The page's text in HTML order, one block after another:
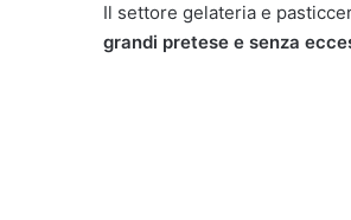
Il settore gelateria e
grandi pretese e senza